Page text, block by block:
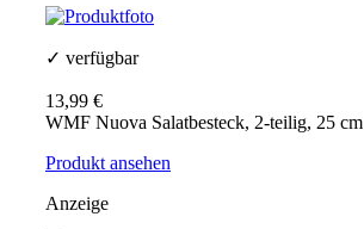
✓ verfügbar
13,99 €
WMF Nuova Salatbesteck, 2-teilig, 25 cm
Produkt ansehen
Anzeige